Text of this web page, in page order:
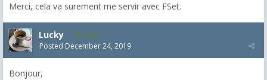
Merci, cela va surement me servir avec FSet.
Lucky 1,330
Posted December 24, 2019
Bonjour,